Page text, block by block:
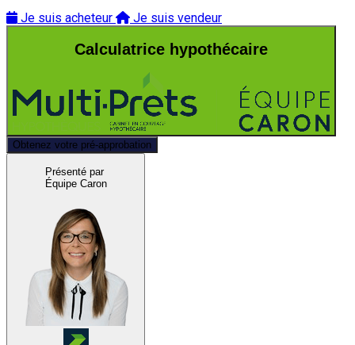
Je suis acheteur
Je suis vendeur
Calculatrice hypothécaire
Obtenez votre pré-approbation
Présenté par
Équipe Caron